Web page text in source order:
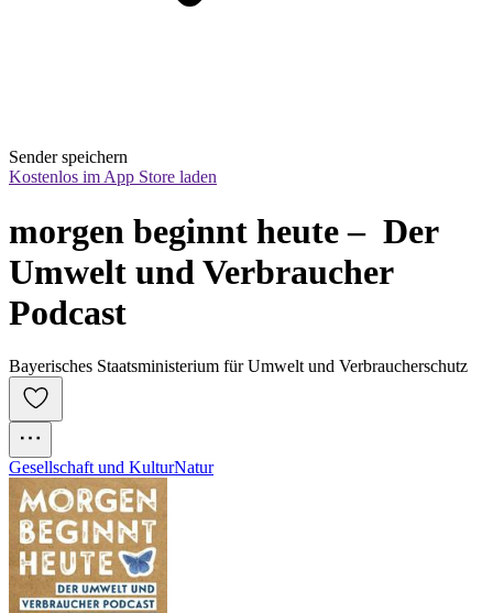
Sender speichern
Kostenlos im App Store laden
morgen beginnt heute –  Der
Umwelt und Verbraucher
Podcast
Bayerisches Staatsministerium für Umwelt und Verbraucherschutz
Gesellschaft und KulturNatur